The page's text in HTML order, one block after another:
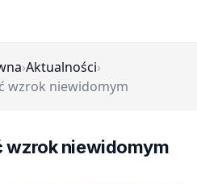
›Aktualności›
wzrok niewidomym
wzrok niewidomym